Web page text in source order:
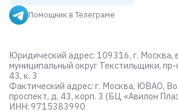
Помощник в Телеграме
Юридический адрес: 109316, г. Москва,
муниципальный округ Текстильщики,
43, к. 3
Фактический адрес: г. Москва, ЮВАО,
проспект, д. 43, корп. 3 (БЦ «Авилон
ИНН: 9715383990